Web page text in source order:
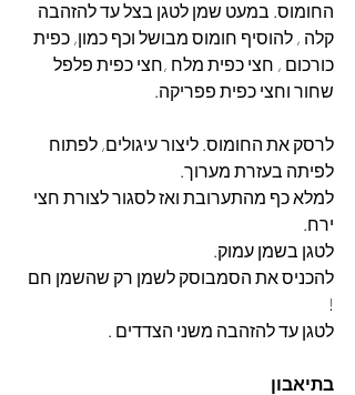
החומוס. במעט שמן לטגן בצל עד להזהבה
קלה , להוסיף חומוס מבושל וכף כמון, כפית
כורכום , חצי כפית מלח ,חצי כפית פלפל
שחור וחצי כפית פפריקה.
לרסק את החומוס. ליצור עיגולים, לפתוח
לפיתה בעזרת מערוך.
למלא כף מהתערובת ואז לסגור לצורת חצי
ירח.
לטגן בשמן עמוק.
להכניס את הסמבוסק לשמן רק שהשמן חם
!
לטגן עד להזהבה משני הצדדים .
בתיאבון